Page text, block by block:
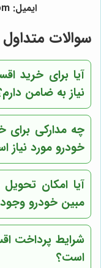
ایمیل: mobinkhodro@gmail.com
سوالات
آیا برای خرید
نیاز به ضامن
چه مدارکی برای
خودرو مورد نیاز
آیا امکان
مبین خودرو وجود
شرایط پرداخت
است؟